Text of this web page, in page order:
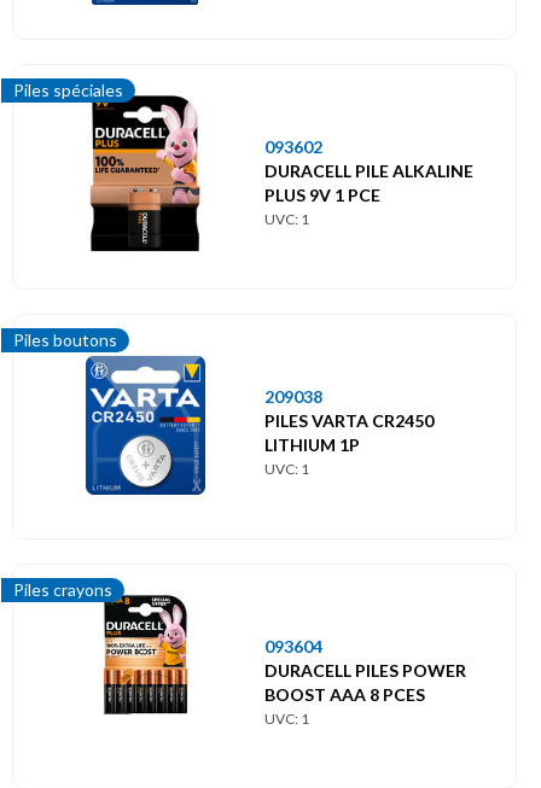
Piles spéciales
093602
DURACELL PILE ALKALINE
PLUS 9V 1 PCE
UVC: 1
Piles boutons
209038
PILES VARTA CR2450
LITHIUM 1P
UVC: 1
Piles crayons
093604
DURACELL PILES POWER
BOOST AAA 8 PCES
UVC: 1